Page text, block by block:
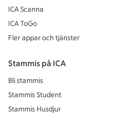
ICA Scanna
ICA ToGo
Fler appar och tjänster
Stammis på ICA
Bli stammis
Stammis Student
Stammis Husdjur